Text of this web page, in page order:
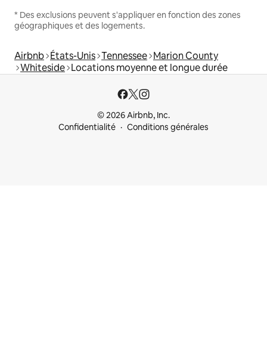
* Des exclusions peuvent s'appliquer en fonction des zones
géographiques et des logements.
Airbnb États-Unis Tennessee Marion County
Whiteside Locations moyenne et longue durée
© 2026 Airbnb, Inc.
Confidentialité
Conditions générales